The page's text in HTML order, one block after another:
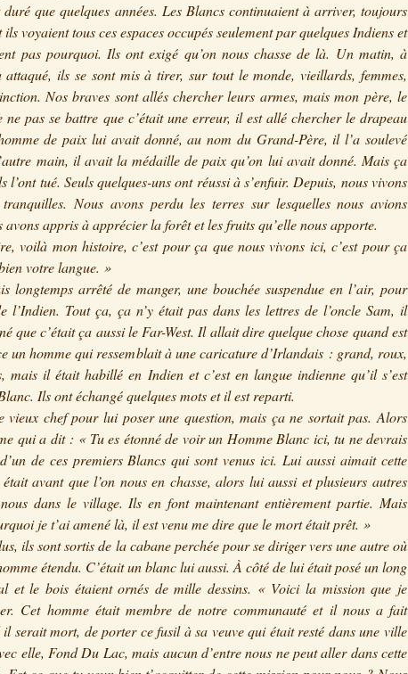
que quelques années. Les Blancs continuaient à arriver, toujours
voyaient tous ces espaces occupés seulement par quelques Indiens et
pas pourquoi. Ils ont exigé qu’on nous chasse de là. Un matin, à
attaqué, ils se sont mis à tirer, sur tout le monde, vieillards, femmes,
Nos braves sont allés chercher leurs armes, mais mon père, le
pas se battre que c’était une erreur, il est allé chercher le drapeau
de paix lui avait donné, au nom du Grand-Père, il l’a soulevé
main, il avait la médaille de paix qu’on lui avait donné. Mais ça
l’ont tué. Seuls quelques-uns ont réussi à s’enfuir. Depuis, nous vivons
Nous avons perdu les terres sur lesquelles nous avions
appris à apprécier la forêt et les fruits qu’elle nous apporte.
voilà mon histoire, c’est pour ça que nous vivons ici, c’est pour ça
votre langue. »
longtemps arrêté de manger, une bouchée suspendue en l’air, pour
l’Indien. Tout ça, ça n’y était pas dans les lettres de l’oncle Sam, il
que c’était ça aussi le Far-West. Il allait dire quelque chose quand est
un homme qui ressemblait à une caricature d’Irlandais : grand, roux,
mais il était habillé en Indien et c’est en langue indienne qu’il s’est
Ils ont échangé quelques mots et il est reparti.
vieux chef pour lui poser une question, mais ça ne sortait pas. Alors
qui a dit : « Tu es étonné de voir un Homme Blanc ici, tu ne devrais
de ces premiers Blancs qui sont venus ici. Lui aussi aimait cette
avant que l’on nous en chasse, alors lui aussi et plusieurs autres
dans le village. Ils en font maintenant entièrement partie. Mais
je t’ai amené là, il est venu me dire que le mort était prêt. »
ils sont sortis de la cabane perchée pour se diriger vers une autre où
étendu. C’était un blanc lui aussi. À côté de lui était posé un long
et le bois étaient ornés de mille dessins. « Voici la mission que je
Cet homme était membre de notre communauté et il nous a fait
serait mort, de porter ce fusil à sa veuve qui était resté dans une ville
elle, Fond Du Lac, mais aucun d’entre nous ne peut aller dans cette